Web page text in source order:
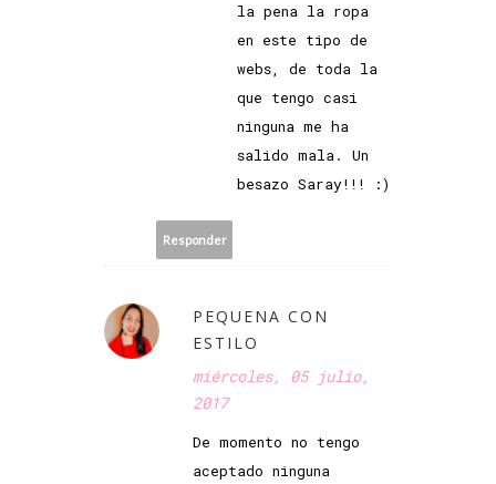
la pena la ropa
en este tipo de
webs, de toda la
que tengo casi
ninguna me ha
salido mala. Un
besazo Saray!!! :)
Responder
PEQUENA CON
ESTILO
miércoles, 05 julio,
2017
De momento no tengo
aceptado ninguna